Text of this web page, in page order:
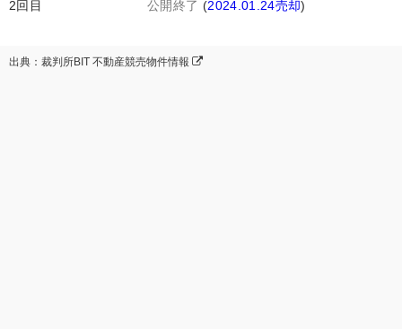
2回目 公開終了 (2024.01.24売却)
出典：裁判所BIT 不動産競売物件情報